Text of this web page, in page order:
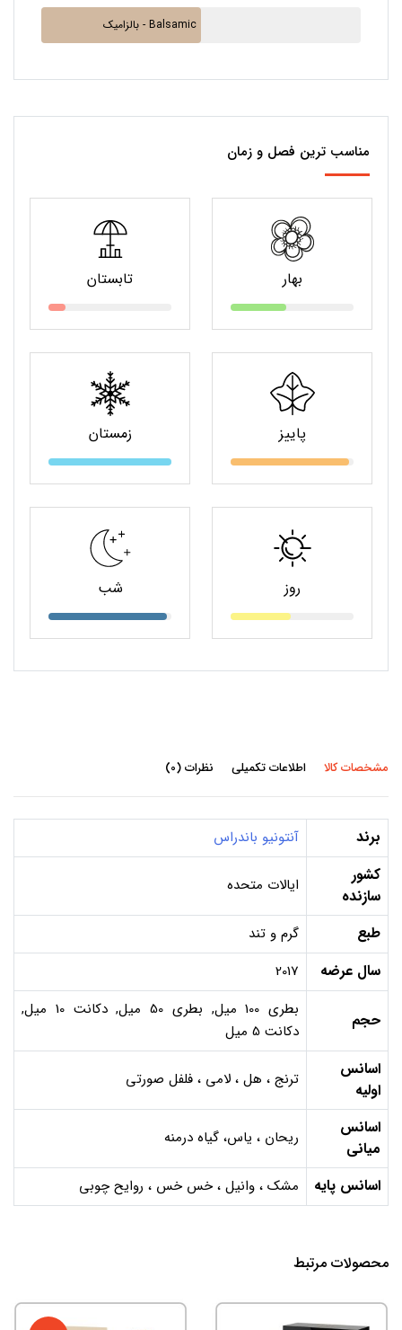
بالزامیک - Balsamic
مناسب ترین فصل و زمان
بهار تابستان
پاییز زمستان
روز شب
مشخصات کالا اطلاعات تکمیلی نظرات (0)
برند آنتونیو باندراس
کشور
سازنده
ایالات متحده
طبع گرم و تند
سال عرضه 2017
حجم
بطری 100 میل, بطری 50 میل, دکانت 10 میل,
دکانت 5 میل
اسانس
اولیه
ترنج ، هل ، لامی ، فلفل صورتی
اسانس
میانی
ریحان ، یاس، گیاه درمنه
اسانس پایه مشک ، وانیل ، خس خس ، روایح چوبی
محصولات مرتبط